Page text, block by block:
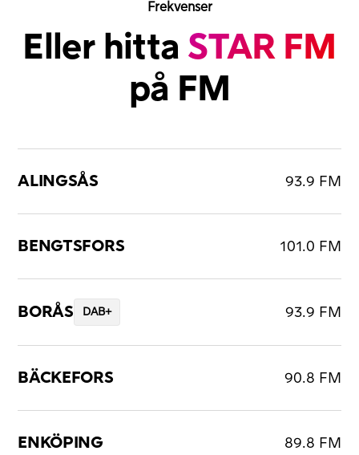
Frekvenser
Eller hitta STAR FM
på FM
ALINGSÅS 93.9 FM
BENGTSFORS 101.0 FM
BORÅS DAB+ 93.9 FM
BÄCKEFORS 90.8 FM
ENKÖPING 89.8 FM